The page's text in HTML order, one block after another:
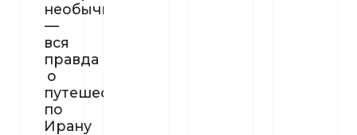
необычно
—
вся
правда
о
путешествии
по
Ирану